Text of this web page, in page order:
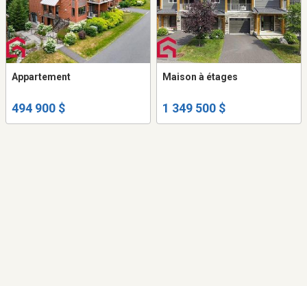
Appartement
494 900 $
Maison à étages
1 349 500 $